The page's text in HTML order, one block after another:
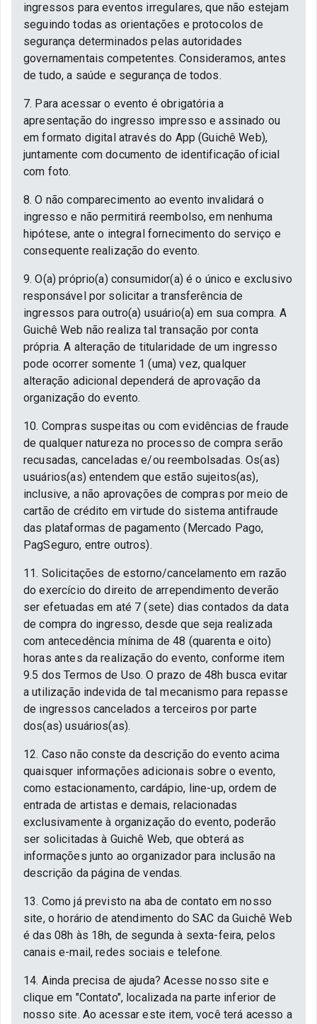
ingressos para eventos irregulares, que não estejam
seguindo todas as orientações e protocolos de
segurança determinados pelas autoridades
governamentais competentes. Consideramos, antes
de tudo, a saúde e segurança de todos.
7. Para acessar o evento é obrigatória a
apresentação do ingresso impresso e assinado ou
em formato digital através do App (Guichê Web),
juntamente com documento de identificação oficial
com foto.
8. O não comparecimento ao evento invalidará o
ingresso e não permitirá reembolso, em nenhuma
hipótese, ante o integral fornecimento do serviço e
consequente realização do evento.
9. O(a) próprio(a) consumidor(a) é o único e exclusivo
responsável por solicitar a transferência de
ingressos para outro(a) usuário(a) em sua compra. A
Guichê Web não realiza tal transação por conta
própria. A alteração de titularidade de um ingresso
pode ocorrer somente 1 (uma) vez, qualquer
alteração adicional dependerá de aprovação da
organização do evento.
10. Compras suspeitas ou com evidências de fraude
de qualquer natureza no processo de compra serão
recusadas, canceladas e/ou reembolsadas. Os(as)
usuários(as) entendem que estão sujeitos(as),
inclusive, a não aprovações de compras por meio de
cartão de crédito em virtude do sistema antifraude
das plataformas de pagamento (Mercado Pago,
PagSeguro, entre outros).
11. Solicitações de estorno/cancelamento em razão
do exercício do direito de arrependimento deverão
ser efetuadas em até 7 (sete) dias contados da data
de compra do ingresso, desde que seja realizada
com antecedência mínima de 48 (quarenta e oito)
horas antes da realização do evento, conforme item
9.5 dos Termos de Uso. O prazo de 48h busca evitar
a utilização indevida de tal mecanismo para repasse
de ingressos cancelados a terceiros por parte
dos(as) usuários(as).
12. Caso não conste da descrição do evento acima
quaisquer informações adicionais sobre o evento,
como estacionamento, cardápio, line-up, ordem de
entrada de artistas e demais, relacionadas
exclusivamente à organização do evento, poderão
ser solicitadas à Guichê Web, que obterá as
informações junto ao organizador para inclusão na
descrição da página de vendas.
13. Como já previsto na aba de contato em nosso
site, o horário de atendimento do SAC da Guichê Web
é das 08h às 18h, de segunda à sexta-feira, pelos
canais e-mail, redes sociais e telefone.
14. Ainda precisa de ajuda? Acesse nosso site e
clique em "Contato", localizada na parte inferior de
nosso site. Ao acessar este item, você terá acesso a